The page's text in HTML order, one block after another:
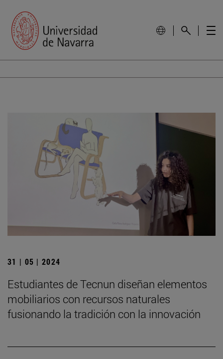
31 | 05 | 2024
Estudiantes de Tecnun diseñan elementos
mobiliarios con recursos naturales
fusionando la tradición con la innovación